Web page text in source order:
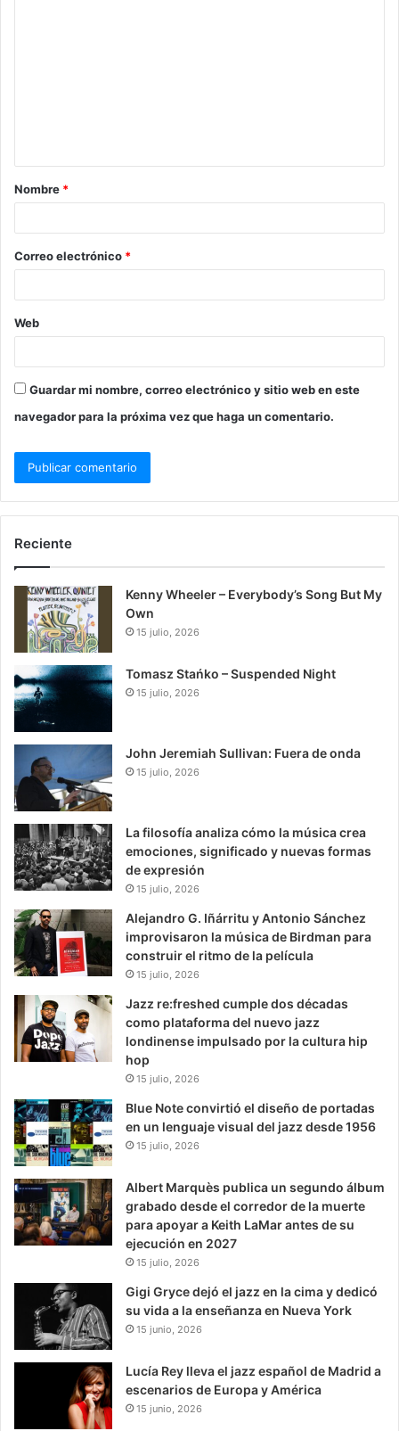
Nombre *
Correo electrónico *
Web
Guardar mi nombre, correo electrónico y sitio web en este
navegador para la próxima vez que haga un comentario.
Reciente
Kenny Wheeler – Everybody’s Song But My
Own
15 julio, 2026
Tomasz Stańko – Suspended Night
15 julio, 2026
John Jeremiah Sullivan: Fuera de onda
15 julio, 2026
La filosofía analiza cómo la música crea
emociones, significado y nuevas formas
de expresión
15 julio, 2026
Alejandro G. Iñárritu y Antonio Sánchez
improvisaron la música de Birdman para
construir el ritmo de la película
15 julio, 2026
Jazz re:freshed cumple dos décadas
como plataforma del nuevo jazz
londinense impulsado por la cultura hip
hop
15 julio, 2026
Blue Note convirtió el diseño de portadas
en un lenguaje visual del jazz desde 1956
15 julio, 2026
Albert Marquès publica un segundo álbum
grabado desde el corredor de la muerte
para apoyar a Keith LaMar antes de su
ejecución en 2027
15 julio, 2026
Gigi Gryce dejó el jazz en la cima y dedicó
su vida a la enseñanza en Nueva York
15 junio, 2026
Lucía Rey lleva el jazz español de Madrid a
escenarios de Europa y América
15 junio, 2026